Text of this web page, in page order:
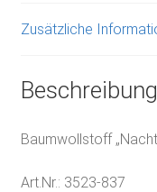
Zusätzliche
Beschreibung
Baumwollstoff
Art.Nr.: 3523-837